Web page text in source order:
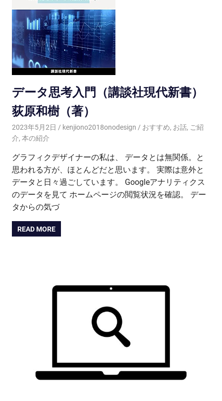
データ思考入門（講談社現代新書）
荻原和樹（著）
2023年5月2日 kenjiono2018onodesign おすすめ, お話, ご紹
介, 本の紹介
グラフィクデザイナーの私は、 データとは無関係。と
思われる方が、ほとんどだと思います。 実際は意外と
データと日々過ごしています。 Googleアナリティクス
のデータを見て ホームページの閲覧状況を確認。 デー
タからの気づ
READ MORE